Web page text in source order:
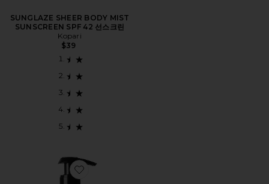
SUNGLAZE SHEER BODY MIST
SUNSCREEN SPF 42 선스크린
Kopari
$39
Favorite SANTAL & VETIVER 바디 워시